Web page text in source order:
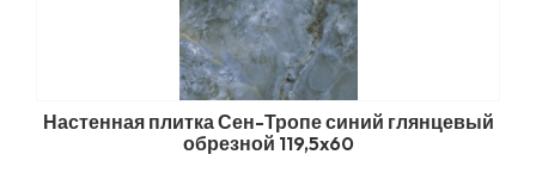
Настенная плитка Сен-Тропе синий глянцевый
обрезной 119,5x60